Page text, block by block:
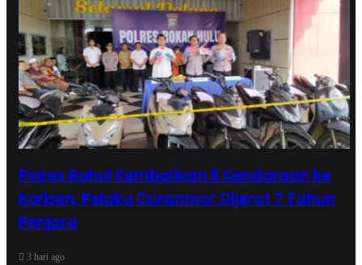
Polres Rohul Kembalikan 6 Kendaraan ke
Korban, Pelaku Curanmor Dijerat 7 Tahun
Penjara
3 hari ago